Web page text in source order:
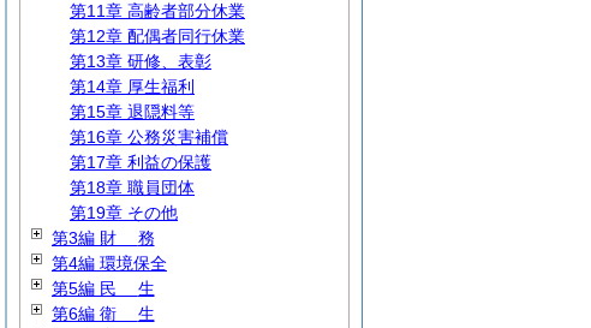
第11章 高齢者部分休業
第12章 配偶者同行休業
第13章 研修、表彰
第14章 厚生福利
第15章 退隠料等
第16章 公務災害補償
第17章 利益の保護
第18章 職員団体
第19章 その他
第3編 財 務
第4編 環境保全
第5編 民 生
第6編 衛 生